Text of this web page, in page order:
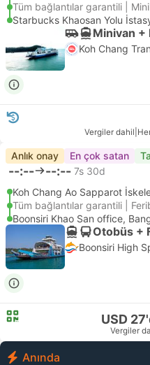
Tüm bağlantılar garantili |
Starbucks Khaosan Yolu
Minivan +
Koh Chang
Vergiler dahil
Anlık onay En çok satan
--:-- --:-- 7s 30d
Koh Chang Ao Sapparot
Tüm bağlantılar garantili |
Boonsiri Khao San office,
Otobüs +
Boonsiri High
USD
Vergiler
Anında